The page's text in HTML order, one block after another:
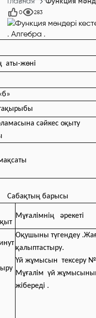
0 283
аты-жөні
сәйкес оқыту
Сабақтың барысы
Мұғалімнің әрекеті
Оқушыны түгендеу
қалыптастыру.
Үй жұмысын тексеру
Мұғалім үй
жібереді .